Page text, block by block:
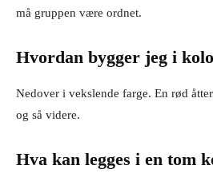
må gruppen være ordnet.
Hvordan bygger jeg i
Nedover i vekslende farge. En rød
og så videre.
Hva kan legges i en tom